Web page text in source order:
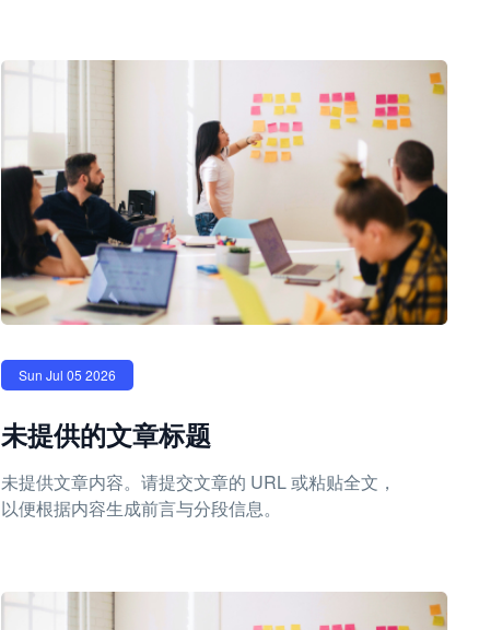
Sun Jul 05 2026
未提供的文章标题
未提供文章内容。请提交文章的 URL 或粘贴全文，
以便根据内容生成前言与分段信息。